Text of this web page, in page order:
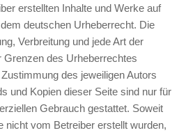
erstellten Inhalte und Werke auf
deutschen Urheberrecht. Die
Verbreitung und jede Art der
Grenzen des Urheberrechtes
des jeweiligen Autors
und Kopien dieser Seite sind nur für
Gebrauch gestattet. Soweit
nicht vom Betreiber erstellt wurden,